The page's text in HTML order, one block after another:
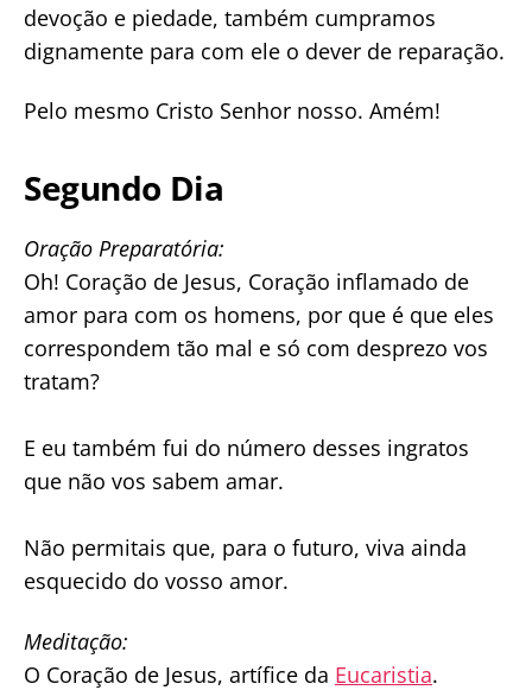
devoção e piedade, também cumpramos
dignamente para com ele o dever de reparação.
Pelo mesmo Cristo Senhor nosso. Amém!
Segundo Dia
Oração Preparatória:
Oh! Coração de Jesus, Coração inflamado de
amor para com os homens, por que é que eles
correspondem tão mal e só com desprezo vos
tratam?
E eu também fui do número desses ingratos
que não vos sabem amar.
Não permitais que, para o futuro, viva ainda
esquecido do vosso amor.
Meditação:
O Coração de Jesus, artífice da Eucaristia.